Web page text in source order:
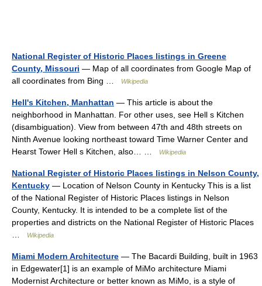
National Register of Historic Places listings in Greene
County, Missouri — Map of all coordinates from Google Map of
all coordinates from Bing …
Wikipedia
Hell's Kitchen, Manhattan — This article is about the
neighborhood in Manhattan. For other uses, see Hell s Kitchen
(disambiguation). View from between 47th and 48th streets on
Ninth Avenue looking northeast toward Time Warner Center and
Hearst Tower Hell s Kitchen, also… …
Wikipedia
National Register of Historic Places listings in Nelson County,
Kentucky — Location of Nelson County in Kentucky This is a list
of the National Register of Historic Places listings in Nelson
County, Kentucky. It is intended to be a complete list of the
properties and districts on the National Register of Historic Places
Wikipedia
Miami Modern Architecture — The Bacardi Building, built in 1963
in Edgewater[1] is an example of MiMo architecture Miami
Modernist Architecture or better known as MiMo, is a style of